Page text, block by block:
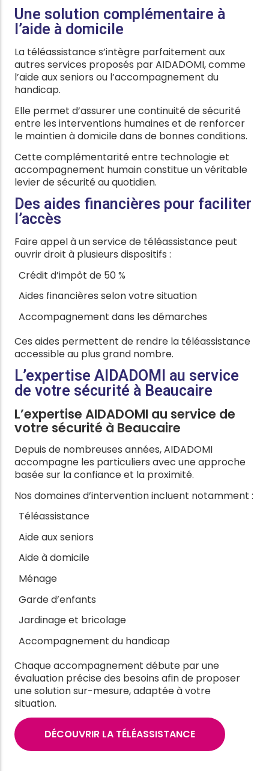
Une solution complémentaire à
l’aide à domicile
La téléassistance s’intègre parfaitement aux
autres services proposés par AIDADOMI, comme
l’aide aux seniors ou l’accompagnement du
handicap.
Elle permet d’assurer une continuité de sécurité
entre les interventions humaines et de renforcer
le maintien à domicile dans de bonnes conditions.
Cette complémentarité entre technologie et
accompagnement humain constitue un véritable
levier de sécurité au quotidien.
Des aides financières pour faciliter
l’accès
Faire appel à un service de téléassistance peut
ouvrir droit à plusieurs dispositifs :
Crédit d’impôt de 50 %
Aides financières selon votre situation
Accompagnement dans les démarches
Ces aides permettent de rendre la téléassistance
accessible au plus grand nombre.
L’expertise AIDADOMI au service
de votre sécurité à Beaucaire
L’expertise AIDADOMI au service de
votre sécurité à Beaucaire
Depuis de nombreuses années, AIDADOMI
accompagne les particuliers avec une approche
basée sur la confiance et la proximité.
Nos domaines d’intervention incluent notamment :
Téléassistance
Aide aux seniors
Aide à domicile
Ménage
Garde d’enfants
Jardinage et bricolage
Accompagnement du handicap
Chaque accompagnement débute par une
évaluation précise des besoins afin de proposer
une solution sur-mesure, adaptée à votre
situation.
DÉCOUVRIR LA TÉLÉASSISTANCE